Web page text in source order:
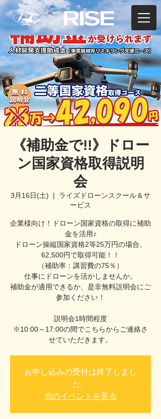
《補助金で!!》ドロー
ン国家資格取得説明
会
3月16日(土)
  |
ライズドローンスクール＆サ
ービス
企業様向け！ドローン国家資格の取得に補助
金を活用♪
ドローン操縦国家資格2等25万円の場合、
62,500円で取得可能！！
（補助率：講習費の75％）
仕事にドローンを活かしませんか。
補助金が適用できるか、是非無料説明会にご
参加ください！
説明会1時間程度
※10:00～17:00の間でこちらからご連絡さ
せていただきます。
お申し込みの受付は終了しまし
た。
他のイベントを見る